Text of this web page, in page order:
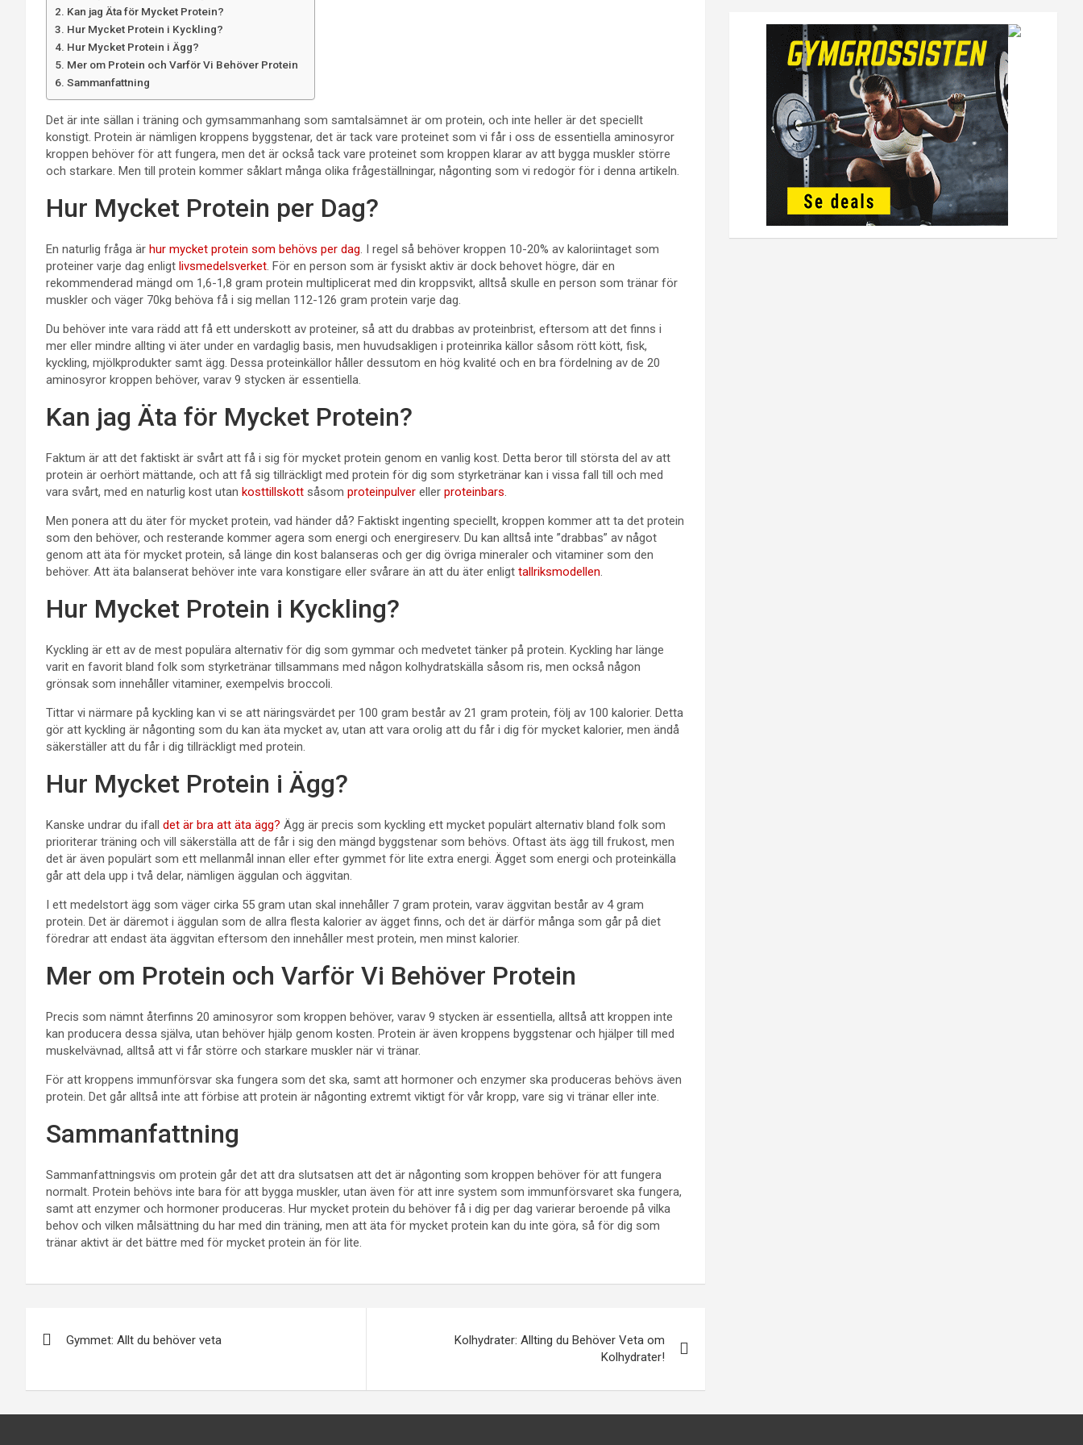
Kan jag Äta för Mycket Protein?
Hur Mycket Protein i Kyckling?
Hur Mycket Protein i Ägg?
Mer om Protein och Varför Vi Behöver Protein
Sammanfattning
Det är inte sällan i träning och gymsammanhang som samtalsämnet är om protein, och inte heller är det speciellt
konstigt. Protein är nämligen kroppens byggstenar, det är tack vare proteinet som vi får i oss de essentiella aminosyror
kroppen behöver för att fungera, men det är också tack vare proteinet som kroppen klarar av att bygga muskler större
och starkare. Men till protein kommer såklart många olika frågeställningar, någonting som vi redogör för i denna artikeln.
Hur Mycket Protein per Dag?
En naturlig fråga är hur mycket protein som behövs per dag. I regel så behöver kroppen 10-20% av kaloriintaget som
proteiner varje dag enligt livsmedelsverket. För en person som är fysiskt aktiv är dock behovet högre, där en
rekommenderad mängd om 1,6-1,8 gram protein multiplicerat med din kroppsvikt, alltså skulle en person som tränar för
muskler och väger 70kg behöva få i sig mellan 112-126 gram protein varje dag.
Du behöver inte vara rädd att få ett underskott av proteiner, så att du drabbas av proteinbrist, eftersom att det finns i
mer eller mindre allting vi äter under en vardaglig basis, men huvudsakligen i proteinrika källor såsom rött kött, fisk,
kyckling, mjölkprodukter samt ägg. Dessa proteinkällor håller dessutom en hög kvalité och en bra fördelning av de 20
aminosyror kroppen behöver, varav 9 stycken är essentiella.
Kan jag Äta för Mycket Protein?
Faktum är att det faktiskt är svårt att få i sig för mycket protein genom en vanlig kost. Detta beror till största del av att
protein är oerhört mättande, och att få sig tillräckligt med protein för dig som styrketränar kan i vissa fall till och med
vara svårt, med en naturlig kost utan kosttillskott såsom proteinpulver eller proteinbars.
Men ponera att du äter för mycket protein, vad händer då? Faktiskt ingenting speciellt, kroppen kommer att ta det protein
som den behöver, och resterande kommer agera som energi och energireserv. Du kan alltså inte ”drabbas” av något
genom att äta för mycket protein, så länge din kost balanseras och ger dig övriga mineraler och vitaminer som den
behöver. Att äta balanserat behöver inte vara konstigare eller svårare än att du äter enligt tallriksmodellen.
Hur Mycket Protein i Kyckling?
Kyckling är ett av de mest populära alternativ för dig som gymmar och medvetet tänker på protein. Kyckling har länge
varit en favorit bland folk som styrketränar tillsammans med någon kolhydratskälla såsom ris, men också någon
grönsak som innehåller vitaminer, exempelvis broccoli.
Tittar vi närmare på kyckling kan vi se att näringsvärdet per 100 gram består av 21 gram protein, följ av 100 kalorier. Detta
gör att kyckling är någonting som du kan äta mycket av, utan att vara orolig att du får i dig för mycket kalorier, men ändå
säkerställer att du får i dig tillräckligt med protein.
Hur Mycket Protein i Ägg?
Kanske undrar du ifall det är bra att äta ägg? Ägg är precis som kyckling ett mycket populärt alternativ bland folk som
prioriterar träning och vill säkerställa att de får i sig den mängd byggstenar som behövs. Oftast äts ägg till frukost, men
det är även populärt som ett mellanmål innan eller efter gymmet för lite extra energi. Ägget som energi och proteinkälla
går att dela upp i två delar, nämligen äggulan och äggvitan.
I ett medelstort ägg som väger cirka 55 gram utan skal innehåller 7 gram protein, varav äggvitan består av 4 gram
protein. Det är däremot i äggulan som de allra flesta kalorier av ägget finns, och det är därför många som går på diet
föredrar att endast äta äggvitan eftersom den innehåller mest protein, men minst kalorier.
Mer om Protein och Varför Vi Behöver Protein
Precis som nämnt återfinns 20 aminosyror som kroppen behöver, varav 9 stycken är essentiella, alltså att kroppen inte
kan producera dessa själva, utan behöver hjälp genom kosten. Protein är även kroppens byggstenar och hjälper till med
muskelvävnad, alltså att vi får större och starkare muskler när vi tränar.
För att kroppens immunförsvar ska fungera som det ska, samt att hormoner och enzymer ska produceras behövs även
protein. Det går alltså inte att förbise att protein är någonting extremt viktigt för vår kropp, vare sig vi tränar eller inte.
Sammanfattning
Sammanfattningsvis om protein går det att dra slutsatsen att det är någonting som kroppen behöver för att fungera
normalt. Protein behövs inte bara för att bygga muskler, utan även för att inre system som immunförsvaret ska fungera,
samt att enzymer och hormoner produceras. Hur mycket protein du behöver få i dig per dag varierar beroende på vilka
behov och vilken målsättning du har med din träning, men att äta för mycket protein kan du inte göra, så för dig som
tränar aktivt är det bättre med för mycket protein än för lite.
Gymmet: Allt du behöver veta
Kolhydrater: Allting du Behöver Veta om
Kolhydrater!